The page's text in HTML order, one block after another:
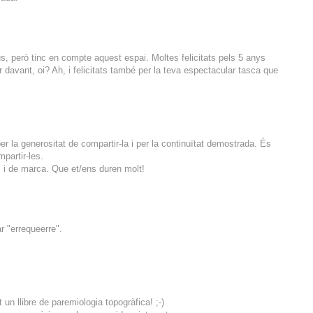
però tinc en compte aquest espai. Moltes felicitats pels 5 anys
davant, oi? Ah, i felicitats també per la teva espectacular tasca que
la generositat de compartir-la i per la continuïtat demostrada. És
les.
de marca. Que et/ens duren molt!
"errequeerre".
llibre de paremiologia topogràfica! ;-)